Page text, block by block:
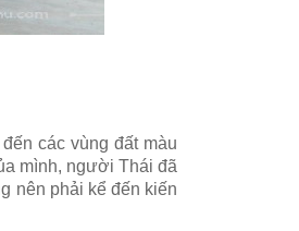
các vùng đất màu
mình, người Thái đã
nên phải kể đến kiến